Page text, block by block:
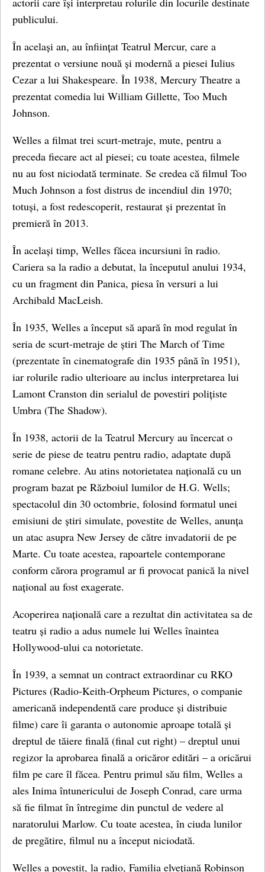
publicului.
În același an, au înființat Teatrul Mercur, care a
prezentat o versiune nouă și modernă a piesei Iulius
Cezar a lui Shakespeare. În 1938, Mercury Theatre a
prezentat comedia lui William Gillette, Too Much
Johnson.
Welles a filmat trei scurt-metraje, mute, pentru a
preceda fiecare act al piesei; cu toate acestea, filmele
nu au fost niciodată terminate. Se credea că filmul Too
Much Johnson a fost distrus de incendiul din 1970;
totuși, a fost redescoperit, restaurat și prezentat în
premieră în 2013.
În același timp, Welles făcea incursiuni în radio.
Cariera sa la radio a debutat, la începutul anului 1934,
cu un fragment din Panica, piesa în versuri a lui
Archibald MacLeish.
În 1935, Welles a început să apară în mod regulat în
seria de scurt-metraje de știri The March of Time
(prezentate în cinematografe din 1935 până în 1951),
iar rolurile radio ulterioare au inclus interpretarea lui
Lamont Cranston din serialul de povestiri polițiste
Umbra (The Shadow).
În 1938, actorii de la Teatrul Mercury au încercat o
serie de piese de teatru pentru radio, adaptate după
romane celebre. Au atins notorietatea națională cu un
program bazat pe Războiul lumilor de H.G. Wells;
spectacolul din 30 octombrie, folosind formatul unei
emisiuni de știri simulate, povestite de Welles, anunța
un atac asupra New Jersey de către invadatorii de pe
Marte. Cu toate acestea, rapoartele contemporane
conform cărora programul ar fi provocat panică la nivel
național au fost exagerate.
Acoperirea națională care a rezultat din activitatea sa de
teatru și radio a adus numele lui Welles înaintea
Hollywood-ului ca notorietate.
În 1939, a semnat un contract extraordinar cu RKO
Pictures (Radio-Keith-Orpheum Pictures, o companie
americană independentă care produce și distribuie
filme) care îi garanta o autonomie aproape totală și
dreptul de tăiere finală (final cut right) – dreptul unui
regizor la aprobarea finală a oricăror editări – a oricărui
film pe care îl făcea. Pentru primul său film, Welles a
ales Inima întunericului de Joseph Conrad, care urma
să fie filmat în întregime din punctul de vedere al
naratorului Marlow. Cu toate acestea, în ciuda lunilor
de pregătire, filmul nu a început niciodată.
Welles a povestit, la radio, Familia elvețiană Robinson